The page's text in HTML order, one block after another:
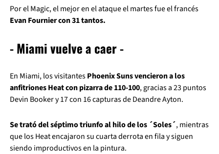
Por el Magic, el mejor en el ataque el martes fue el francés
Evan Fournier con 31 tantos.
- Miami vuelve a caer -
En Miami, los visitantesPhoenix Suns vencieron a los
anfitriones Heat con pizarra de 110-100, gracias a 23 puntos
Devin Booker y 17 con 16 capturas de Deandre Ayton.
Se trató del séptimo triunfo al hilo de los ´Soles´, mientras
que los Heat encajaron su cuarta derrota en fila y siguen
siendo improductivos en la pintura.